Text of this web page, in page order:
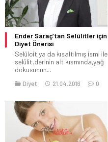
Ender Saraç’tan Selülitler için
Diyet Önerisi
Selüloit ya da kısaltılmış ismi ile
selülit,derinin alt kısmında,yağ
dokusunun...
Diyet 21.04.2016 0